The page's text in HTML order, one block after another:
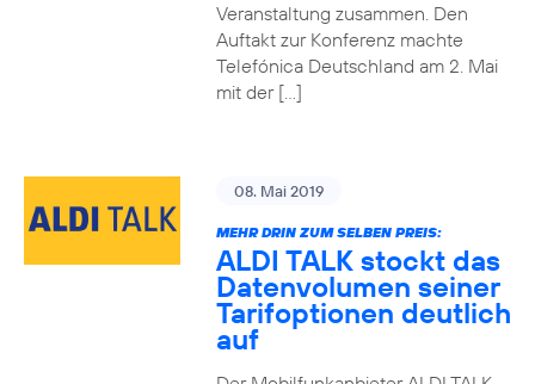
Veranstaltung zusammen. Den
Auftakt zur Konferenz machte
Telefónica Deutschland am 2. Mai
mit der […]
08. Mai 2019
MEHR DRIN ZUM SELBEN PREIS:
ALDI TALK stockt das
Datenvolumen seiner
Tarifoptionen deutlich
auf